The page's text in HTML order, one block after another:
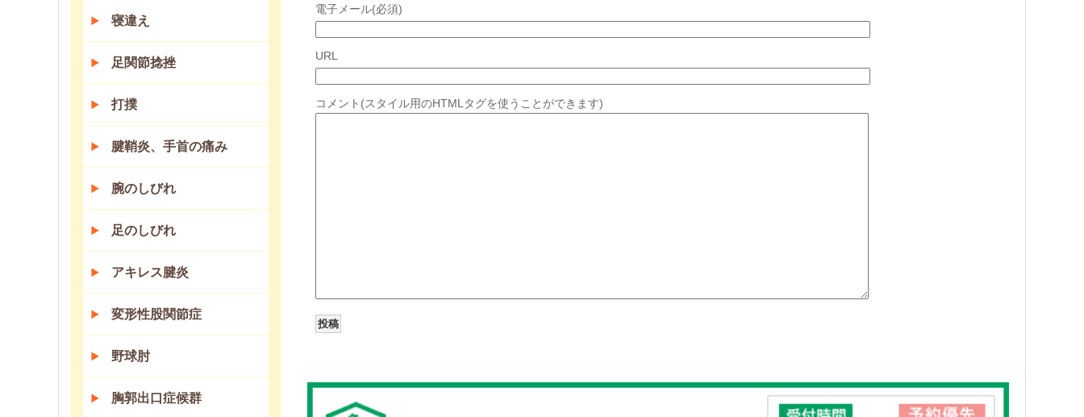
電子メール(必須)
URL
コメント(スタイル用のHTMLタグを使うことができます)
寝違え
足関節捻挫
打撲
腱鞘炎、手首の痛み
腕のしびれ
足のしびれ
アキレス腱炎
変形性股関節症
野球肘
胸郭出口症候群